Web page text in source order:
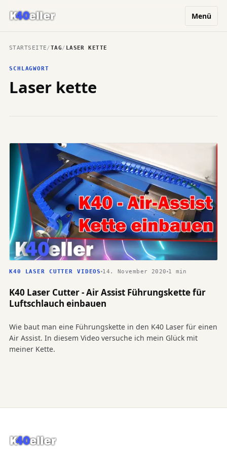
Menü
STARTSEITE/TAG/ LASER KETTE
SCHLAGWORT
Laser kette
K40 LASER CUTTER VIDEOS 14. November 2020 1 min
K40 Laser Cutter - Air Assist Führungskette für
Luftschlauch einbauen
Wie baut man eine Führungskette in den K40 Laser für einen
Air Assist. In diesem Video versuche ich mein Glück mit
meiner Kette.